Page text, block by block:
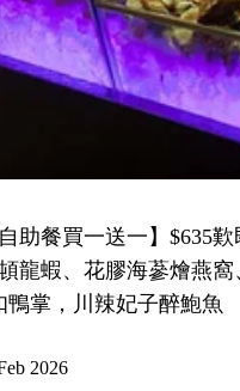
助餐買一送一】$635
龍蝦、花膠海蔘燴燕窩
鴨掌，川辣妃子醉鮑魚
2026